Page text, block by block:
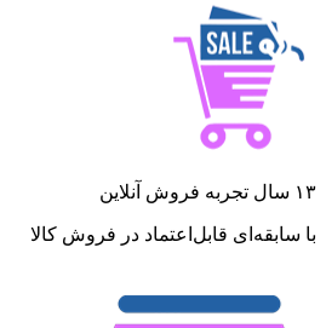
۱۳ سال تجربه فروش آنلاین
با سابقه‌ای قابل‌اعتماد در فروش کالا